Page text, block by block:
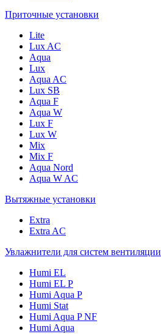
Приточные установки
Lite
Lux AC
Aqua
Lux
Aqua AC
Lux SB
Aqua F
Aqua W
Lux F
Lux W
Mix
Mix F
Aqua Nord
Aqua W AC
Вытяжные установки
Extra
Extra AC
Увлажнители для систем вентиляции
Humi EL
Humi EL P
Humi Aqua P
Humi Stat
Humi Aqua P NF
Humi Aqua